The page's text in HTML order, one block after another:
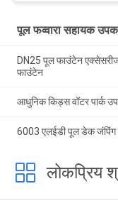
पूल फव्वारा सहायक
DN25 पूल फाउंटेन
फाउंटेन
आधुनिक किड्स वॉटर पार्क
6003 एलईडी पूल डेक जंपिंग
लोकप्रिय